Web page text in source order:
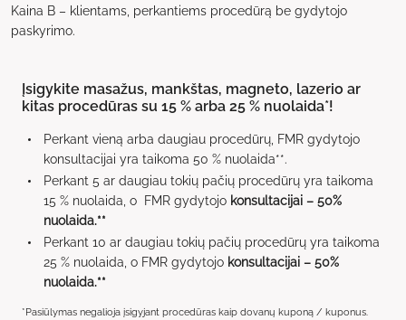
Kaina B­ – klientams, perkantiems procedūrą be gydytojo
paskyrimo.
Įsigykite masažus, mankštas, magneto, lazerio ar
kitas procedūras su 15 % arba 25 % nuolaida*!
Perkant vieną arba daugiau procedūrų, FMR gydytojo
konsultacijai yra taikoma 50 % nuolaida**.
Perkant 5 ar daugiau tokių pačių procedūrų yra taikoma
15 % nuolaida, o FMR gydytojo konsultacijai – 50%
nuolaida.**
Perkant 10 ar daugiau tokių pačių procedūrų yra taikoma
25 % nuolaida, o FMR gydytojo konsultacijai – 50%
nuolaida.**
*Pasiūlymas negalioja įsigyjant procedūras kaip dovanų kuponą / kuponus.